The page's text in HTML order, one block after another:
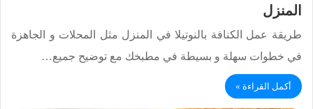
المنزل
طريقة عمل الكنافة بالنوتيلا في المنزل مثل المحلات و الجاهزة
في خطوات سهلة و بسيطة في مطبخك مع توضيح جميع…
أكمل القراءة »